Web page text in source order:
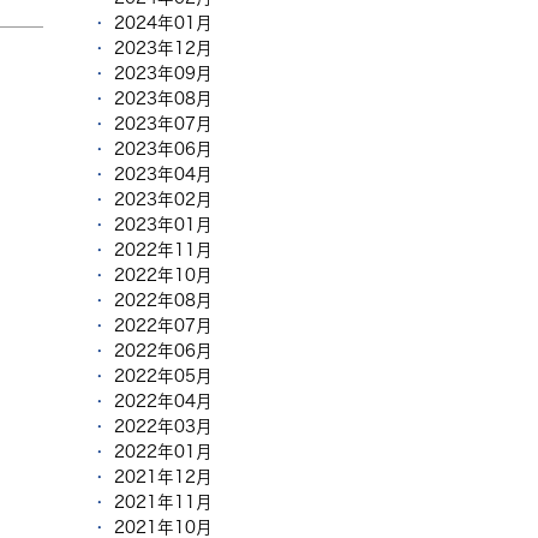
2024年01月
2023年12月
2023年09月
2023年08月
2023年07月
2023年06月
2023年04月
2023年02月
2023年01月
2022年11月
2022年10月
2022年08月
2022年07月
2022年06月
2022年05月
2022年04月
2022年03月
2022年01月
2021年12月
2021年11月
2021年10月